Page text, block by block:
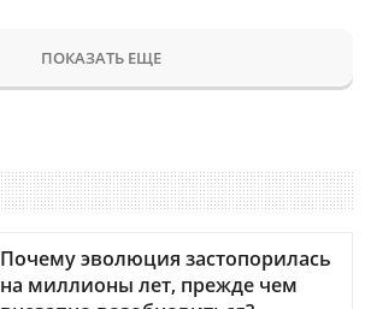
ПОКАЗАТЬ ЕЩЕ
Почему эволюция застопорилась
на миллионы лет, прежде чем